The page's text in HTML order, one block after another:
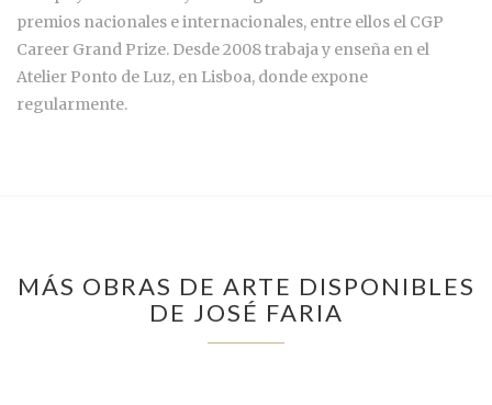
premios nacionales e internacionales, entre ellos el CGP
Career Grand Prize. Desde 2008 trabaja y enseña en el
Atelier Ponto de Luz, en Lisboa, donde expone
regularmente.
MÁS OBRAS DE ARTE DISPONIBLES
DE JOSÉ FARIA